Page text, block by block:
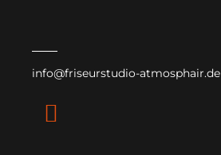
info@friseurstudio-atmosphair.de
Facebook